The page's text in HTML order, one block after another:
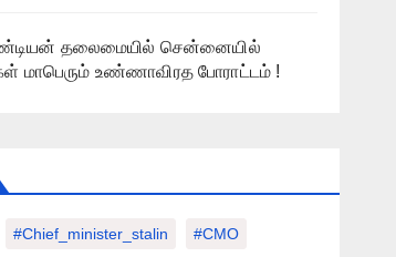
தலைமையில் சென்னையில்
மாபெரும் உண்ணாவிரத போராட்டம் !
#chief_minister_stalin #CMO